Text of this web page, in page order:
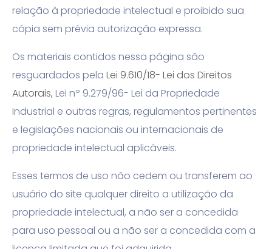
relação à propriedade intelectual e proibido sua
cópia sem prévia autorização expressa.
Os materiais contidos nessa página são
resguardados pela Lei 9.610/18- Lei dos Direitos
Autorais, Lei nº 9.279/96- Lei da Propriedade
Industrial e outras regras, regulamentos pertinentes
e legislações nacionais ou internacionais de
propriedade intelectual aplicáveis.
Esses termos de uso não cedem ou transferem ao
usuário do site qualquer direito a utilização da
propriedade intelectual, a não ser a concedida
para uso pessoal ou a não ser a concedida com a